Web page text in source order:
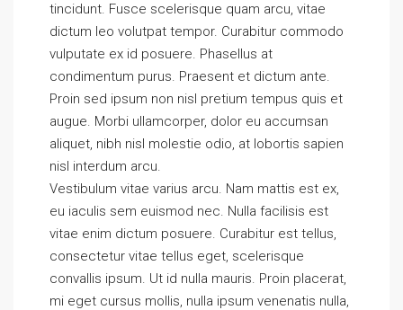
tincidunt. Fusce scelerisque quam arcu, vitae
dictum leo volutpat tempor. Curabitur commodo
vulputate ex id posuere. Phasellus at
condimentum purus. Praesent et dictum ante.
Proin sed ipsum non nisl pretium tempus quis et
augue. Morbi ullamcorper, dolor eu accumsan
aliquet, nibh nisl molestie odio, at lobortis sapien
nisl interdum arcu.
Vestibulum vitae varius arcu. Nam mattis est ex,
eu iaculis sem euismod nec. Nulla facilisis est
vitae enim dictum posuere. Curabitur est tellus,
consectetur vitae tellus eget, scelerisque
convallis ipsum. Ut id nulla mauris. Proin placerat,
mi eget cursus mollis, nulla ipsum venenatis nulla,